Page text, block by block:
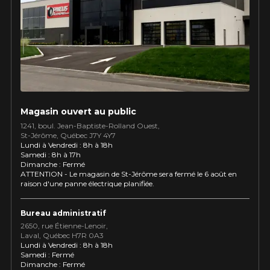
PROMOTIONS EN COURS
véhicule pour une compatibilité
LIVRAISON RAPIDE
Votre ensemble de pneus et jantes vous
sera livré rapidement.
SUR
CODE PROMO
Calculateur de décalage de jantes
L'entretien de vos pneus
INFORMATIONS
Qui sommes-nous ?
Procédures d'achat
Méthodes de paiement
Protection contre les hasards routiers
Politique de retour
Foire aux questions
Magasin ouvert au public
1241, boul. Jean-Baptiste-Rolland Ouest,
St⁠-⁠Jérôme, Québec J7Y 4Y7
Lundi à Vendredi : 8h à 18h
Samedi : 8h à 17h
Dimanche : Fermé
ATTENTION - Le magasin de St-Jérôme sera fermé le 6 août en
raison d'une panne électrique planifiée.
Bureau administratif
2650, rue Étienne⁠-⁠Lenoir,
Laval, Québec H7R 0A3
Lundi à Vendredi : 8h à 18h
Samedi : Fermé
Dimanche : Fermé